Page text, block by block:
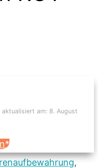
aktualisiert am: 8. August
,